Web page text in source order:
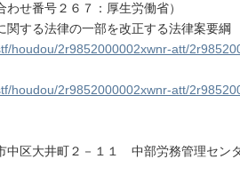
わせ番号２６７：厚生労働省）
関する法律の一部を改正する法律案要綱
houdou/2r9852000002xwnr-att/
houdou/2r9852000002xwnr-att/
中区大井町２－１１ 中部労務管理セン